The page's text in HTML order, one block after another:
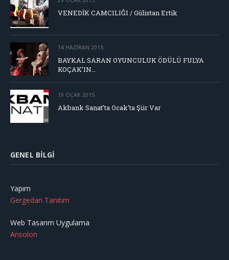
VENEDİK CAMCILIĞI / Gülistan Ertik
14 HAZIRAN 2015
BAYKAL SARAN OYUNCULUK ÖDÜLÜ FULYA
KOÇAK’IN…
19 OCAK 2015
Akbank Sanat’ta Ocak’ta Şiir Var
GENEL BILGI
Yapım
Gergedan Tanıtım
Web Tasarım Uygulama
Ansolon